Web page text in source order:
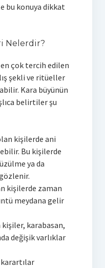
bu konuya dikkat
Nelerdir?
çok tercih edilen
şekli ve ritüeller
Kara büyünün
belirtiler şu
kişilerde ani
Bu kişilerde
ya da
kişilerde zaman
meydana gelir
karabasan,
değişik varlıklar